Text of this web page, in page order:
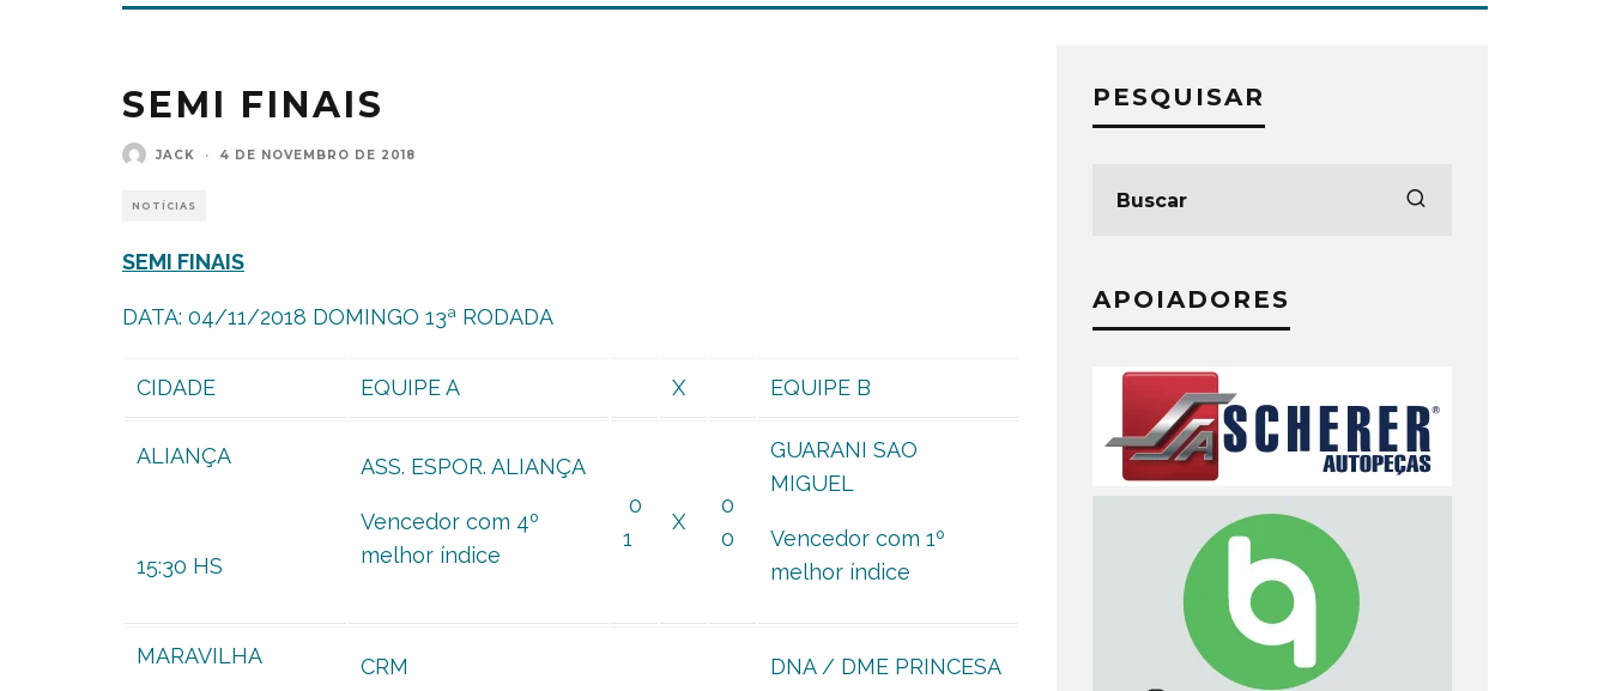
SEMI FINAIS
JACK · 4 DE NOVEMBRO DE 2018
NOTÍCIAS
SEMI FINAIS
DATA: 04/11/2018 DOMINGO 13ª RODADA
CIDADE EQUIPE A X EQUIPE B
ALIANÇA
15:30 HS
ASS. ESPOR. ALIANÇA
Vencedor com 4º
melhor índice
0
1
X
0
0
GUARANI SAO
MIGUEL
Vencedor com 1º
melhor índice
MARAVILHA CRM DNA / DME PRINCESA
PESQUISAR
APOIADORES